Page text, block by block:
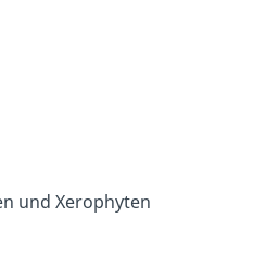
und Xerophyten